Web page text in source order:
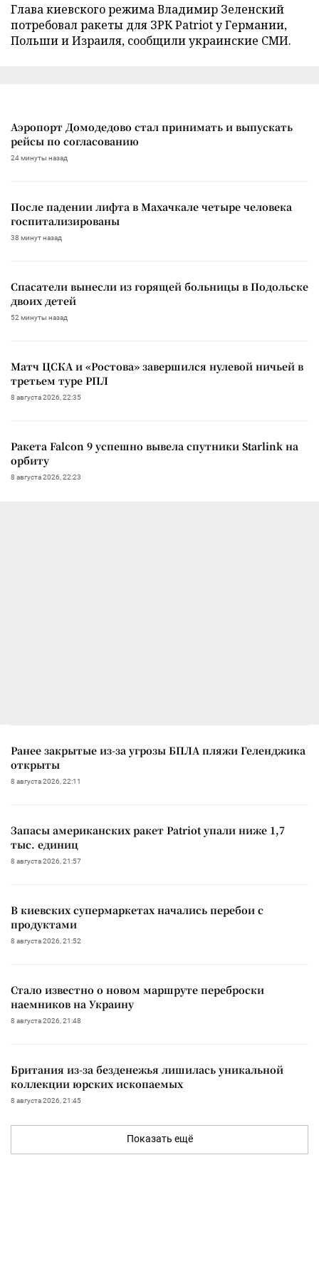
Глава киевского режима Владимир Зеленский
потребовал ракеты для ЗРК Patriot у Германии,
Польши и Израиля, сообщили украинские СМИ.
Аэропорт Домодедово стал принимать и выпускать
рейсы по согласованию
24 минуты назад
После падении лифта в Махачкале четыре человека
госпитализированы
38 минут назад
Спасатели вынесли из горящей больницы в Подольске
двоих детей
52 минуты назад
Матч ЦСКА и «Ростова» завершился нулевой ничьей в
третьем туре РПЛ
8 августа 2026, 22:35
Ракета Falcon 9 успешно вывела спутники Starlink на
орбиту
8 августа 2026, 22:23
Ранее закрытые из-за угрозы БПЛА пляжи Геленджика
открыты
8 августа 2026, 22:11
Запасы американских ракет Patriot упали ниже 1,7
тыс. единиц
8 августа 2026, 21:57
В киевских супермаркетах начались перебои с
продуктами
8 августа 2026, 21:52
Стало известно о новом маршруте переброски
наемников на Украину
8 августа 2026, 21:48
Британия из-за безденежья лишилась уникальной
коллекции юрских ископаемых
8 августа 2026, 21:45
Показать ещё